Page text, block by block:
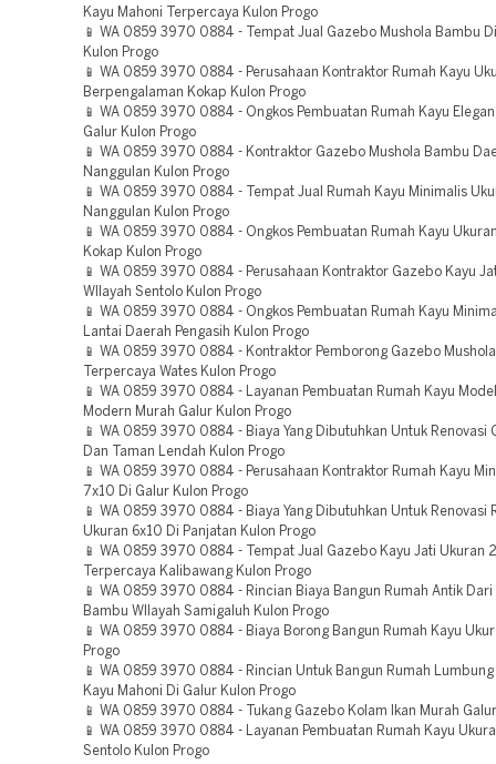
Kayu Mahoni Terpercaya Kulon Progo
📱 WA 0859 3970 0884 - Tempat Jual Gazebo Mushola Bambu
Kulon Progo
📱 WA 0859 3970 0884 - Perusahaan Kontraktor Rumah Kayu
Berpengalaman Kokap Kulon Progo
📱 WA 0859 3970 0884 - Ongkos Pembuatan Rumah Kayu
Galur Kulon Progo
📱 WA 0859 3970 0884 - Kontraktor Gazebo Mushola Bambu
Nanggulan Kulon Progo
📱 WA 0859 3970 0884 - Tempat Jual Rumah Kayu Minimalis
Nanggulan Kulon Progo
📱 WA 0859 3970 0884 - Ongkos Pembuatan Rumah Kayu
Kokap Kulon Progo
📱 WA 0859 3970 0884 - Perusahaan Kontraktor Gazebo Kayu
WIlayah Sentolo Kulon Progo
📱 WA 0859 3970 0884 - Ongkos Pembuatan Rumah Kayu
Lantai Daerah Pengasih Kulon Progo
📱 WA 0859 3970 0884 - Kontraktor Pemborong Gazebo
Terpercaya Wates Kulon Progo
📱 WA 0859 3970 0884 - Layanan Pembuatan Rumah Kayu
Modern Murah Galur Kulon Progo
📱 WA 0859 3970 0884 - Biaya Yang Dibutuhkan Untuk Renovasi
Dan Taman Lendah Kulon Progo
📱 WA 0859 3970 0884 - Perusahaan Kontraktor Rumah Kayu
7x10 Di Galur Kulon Progo
📱 WA 0859 3970 0884 - Biaya Yang Dibutuhkan Untuk Renovasi
Ukuran 6x10 Di Panjatan Kulon Progo
📱 WA 0859 3970 0884 - Tempat Jual Gazebo Kayu Jati Ukuran
Terpercaya Kalibawang Kulon Progo
📱 WA 0859 3970 0884 - Rincian Biaya Bangun Rumah Antik Dari
Bambu WIlayah Samigaluh Kulon Progo
📱 WA 0859 3970 0884 - Biaya Borong Bangun Rumah Kayu
Progo
📱 WA 0859 3970 0884 - Rincian Untuk Bangun Rumah
Kayu Mahoni Di Galur Kulon Progo
📱 WA 0859 3970 0884 - Tukang Gazebo Kolam Ikan Murah
📱 WA 0859 3970 0884 - Layanan Pembuatan Rumah Kayu
Sentolo Kulon Progo